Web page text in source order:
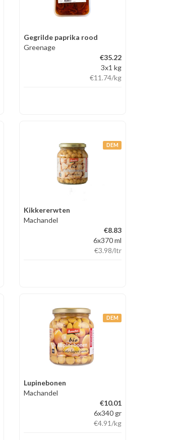
Gegrilde paprika rood
Greenage
€35.22
3x1 kg
€11.74/kg
DEM
Kikkererwten
Machandel
€8.83
6x370 ml
€3.98/ltr
DEM
Lupinebonen
Machandel
€10.01
6x340 gr
€4.91/kg